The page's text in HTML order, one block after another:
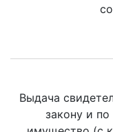
Выдача
закону и